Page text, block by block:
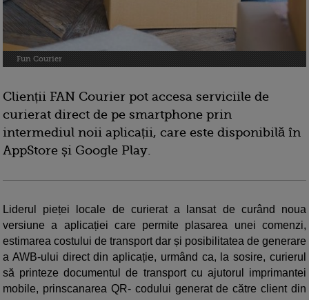
Fun Courier
Clienții FAN Courier pot accesa serviciile de
curierat direct de pe smartphone prin
intermediul noii aplicații, care este disponibilă în
AppStore și Google Play.
Liderul pieței locale de curierat a lansat de curând noua
versiune a aplicației care permite plasarea unei comenzi,
estimarea costului de transport dar și posibilitatea de generare
a AWB-ului direct din aplicație, urmând ca, la sosire, curierul
să printeze documentul de transport cu ajutorul imprimantei
mobile, prinscanarea QR- codului generat de către client din